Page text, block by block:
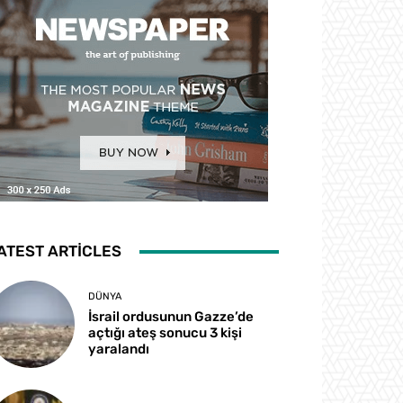
ARTICLES
DÜNYA
İsrail ordusunun Gazze’de
açtığı ateş sonucu 3 kişi
yaralandı